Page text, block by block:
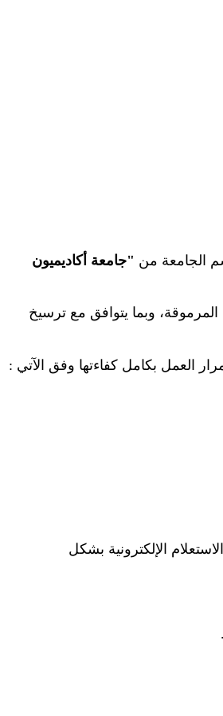
الجامعة من "جامعة أكاديميون
وبما يتوافق مع ترسيخ
العمل بكامل كفاءتها وفق الآتي :
الإلكترونية بشكل
.